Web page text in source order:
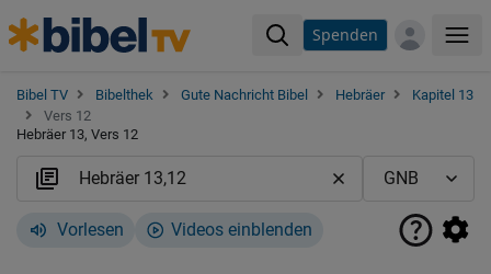
Spenden
Bibel TV Bibelthek Gute Nachricht Bibel Hebräer
Kapitel 13
Vers 12
Hebräer 13, Vers 12
Vorlesen Videos einblenden